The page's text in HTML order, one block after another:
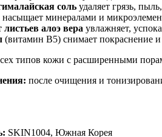
сольудаляет грязь,
минералами и
листьев алоэ вера увлажняет,
(витамин B5) снимает покраснение
типов кожи с расширенными
после очищения и
SKIN1004, Южная Корея